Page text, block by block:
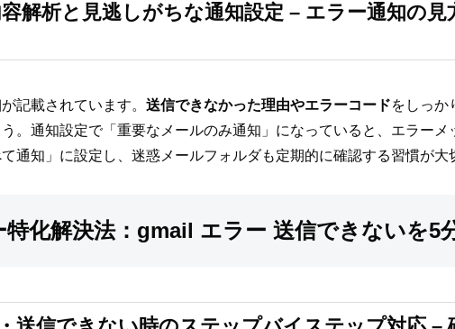
解析と見逃しがちな通知設定 – エラー通知の見
記載されています。 送信できなかった理由やエラーコードをしっか
。通知設定で「重要なメールのみ通知」になっていると、エラーメ
通知」に設定し、迷惑メールフォルダも定期的に確認する習慣が大
化解決法：gmail エラー 送信できないを5